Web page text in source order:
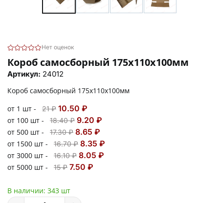
Нет оценок
Короб самосборный 175х110х100мм
Артикул: 24012
Короб самосборный 175х110х100мм
от 1 шт -
21 ₽ 10.50 ₽
от 100 шт - 18.40 ₽ 9.20 ₽
от 500 шт - 17.30 ₽ 8.65 ₽
от 1500 шт - 16.70 ₽ 8.35 ₽
от 3000 шт - 16.10 ₽ 8.05 ₽
от 5000 шт - 15 ₽ 7.50 ₽
В наличии: 343 шт